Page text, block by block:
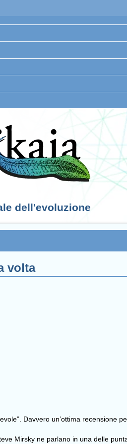
dell'evoluzione
volta
Davvero un’ottima recensione
Mirsky ne parlano in una delle